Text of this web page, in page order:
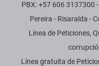
PBX: +57 606 3137300
Pereira - Risaralda -
Línea de Peticiones,
Línea gratuita de